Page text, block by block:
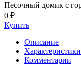
Песочный домик с
0 ₽
Купить
Описание
Характеристики
Комментарии